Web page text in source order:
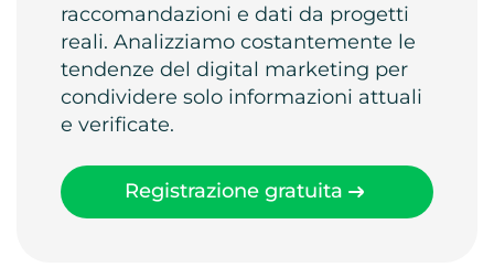
raccomandazioni e dati da progetti
reali. Analizziamo costantemente le
tendenze del digital marketing per
condividere solo informazioni attuali
e verificate.
Registrazione gratuita